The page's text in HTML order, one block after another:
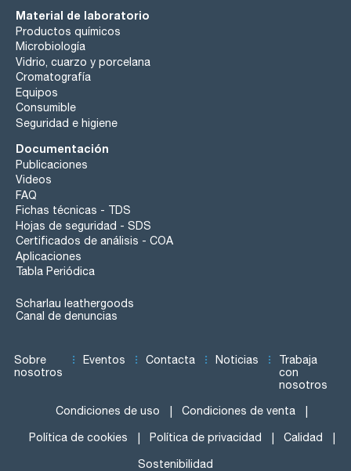
Material de laboratorio
Productos químicos
Microbiología
Vidrio, cuarzo y porcelana
Cromatografía
Equipos
Consumible
Seguridad e higiene
Documentación
Publicaciones
Videos
FAQ
Fichas técnicas - TDS
Hojas de seguridad - SDS
Certificados de análisis - COA
Aplicaciones
Tabla Periódica
Scharlau leathergoods
Canal de denuncias
Sobre
nosotros
Eventos Contacta Noticias
Trabaja
con
nosotros
Condiciones de uso Condiciones de venta
Política de cookies Política de privacidad Calidad
Sostenibilidad